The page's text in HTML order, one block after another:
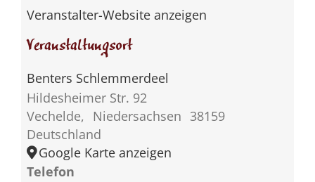
Veranstaltungsort
Benters Schlemmerdeel
Hildesheimer Str. 92
Vechelde, Niedersachsen 38159
Deutschland
Google Karte anzeigen
Telefon
Veranstalter-Website anzeigen